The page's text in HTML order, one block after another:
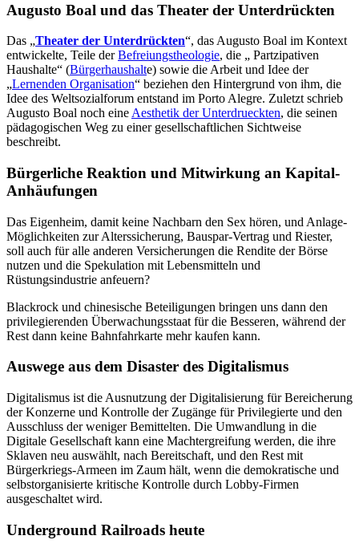
Augusto Boal und das Theater der Unterdrückten
Das „Theater der Unterdrückten“, das Augusto Boal im Kontext
entwickelte, Teile derBefreiungstheologie, die „ Partzipativen
Haushalte“ (Bürgerhaushalte) sowie die Arbeit und Idee der
„Lernenden Organisation“ beziehen den Hintergrund von ihm, die
Idee des Weltsozialforum entstand im Porto Alegre. Zuletzt schrieb
Augusto Boal noch eine Aesthetik der Unterdrueckten, die seinen
pädagogischen Weg zu einer gesellschaftlichen Sichtweise
beschreibt.
Bürgerliche Reaktion und Mitwirkung an Kapital-
Anhäufungen
Das Eigenheim, damit keine Nachbarn den Sex hören, und Anlage-
Möglichkeiten zur Alterssicherung, Bauspar-Vertrag und Riester,
soll auch für alle anderen Versicherungen die Rendite der Börse
nutzen und die Spekulation mit Lebensmitteln und
Rüstungsindustrie anfeuern?
Blackrock und chinesische Beteiligungen bringen uns dann den
privilegierenden Überwachungsstaat für die Besseren, während der
Rest dann keine Bahnfahrkarte mehr kaufen kann.
Auswege aus dem Disaster des Digitalismus
Digitalismus ist die Ausnutzung der Digitalisierung für Bereicherung
der Konzerne und Kontrolle der Zugänge für Privilegierte und den
Ausschluss der weniger Bemittelten. Die Umwandlung in die
Digitale Gesellschaft kann eine Machtergreifung werden, die ihre
Sklaven neu auswählt, nach Bereitschaft, und den Rest mit
Bürgerkriegs-Armeen im Zaum hält, wenn die demokratische und
selbstorganisierte kritische Kontrolle durch Lobby-Firmen
ausgeschaltet wird.
Underground Railroads heute